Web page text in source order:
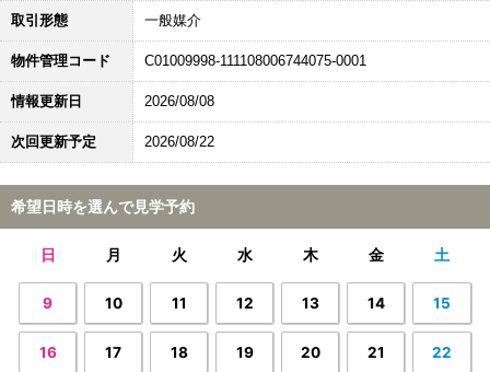
取引形態 一般媒介
物件管理コード C01009998-111108006744075-0001
情報更新日 2026/08/08
次回更新予定 2026/08/22
希望日時を選んで見学予約
日 月 火 水 木 金 土
9 10 11 12 13 14 15
16 17 18 19 20 21 22